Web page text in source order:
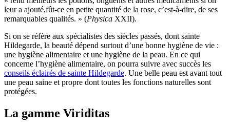
leur a ajouté,fût-ce en petite quantité de la rose, c’est-à-dire, de ses
remarquables qualités. » (Physica XXII).
Si on se réfère aux spécialistes des siècles passés, dont sainte
Hildegarde, la beauté dépend surtout d’une bonne hygiène de vie :
une hygiène alimentaire et une hygiène de la peau. En ce qui
concerne l’hygiène alimentaire, on pourra suivre avec succès les
conseils éclairés de sainte Hildegarde. Une belle peau est avant tout
une peau saine et propre dont toutes les fonctions naturelles sont
protégées.
La gamme Viriditas